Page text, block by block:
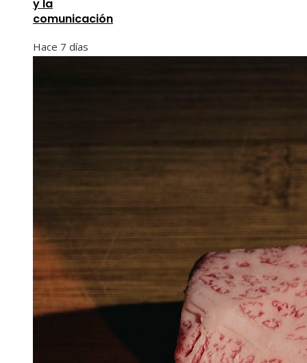
y la
comunicación
Hace 7 días